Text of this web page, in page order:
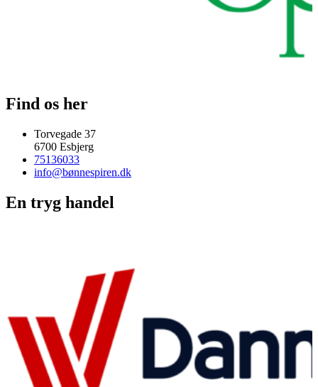
Find os her
Torvegade 37
6700 Esbjerg
75136033
info@bønnespiren.dk
En tryg handel